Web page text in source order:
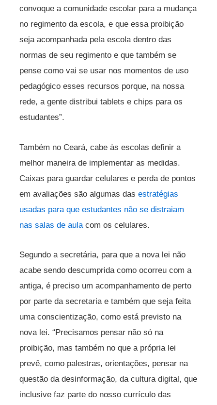
convoque a comunidade escolar para a mudança
no regimento da escola, e que essa proibição
seja acompanhada pela escola dentro das
normas de seu regimento e que também se
pense como vai se usar nos momentos de uso
pedagógico esses recursos porque, na nossa
rede, a gente distribui tablets e chips para os
estudantes”.
Também no Ceará, cabe às escolas definir a
melhor maneira de implementar as medidas.
Caixas para guardar celulares e perda de pontos
em avaliações são algumas das estratégias
usadas para que estudantes não se distraiam
nas salas de aula com os celulares.
Segundo a secretária, para que a nova lei não
acabe sendo descumprida como ocorreu com a
antiga, é preciso um acompanhamento de perto
por parte da secretaria e também que seja feita
uma conscientização, como está previsto na
nova lei. “Precisamos pensar não só na
proibição, mas também no que a própria lei
prevê, como palestras, orientações, pensar na
questão da desinformação, da cultura digital, que
inclusive faz parte do nosso currículo das